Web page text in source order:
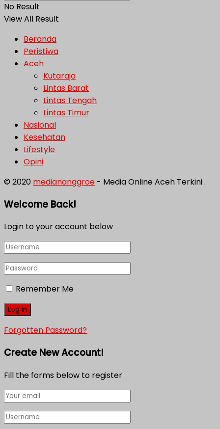
No Result
View All Result
Beranda
Peristiwa
Aceh
Kutaraja
Lintas Barat
Lintas Tengah
Lintas Timur
Nasional
Kesehatan
Lifestyle
Opini
© 2020 mediananggroe - Media Online Aceh Terkini .
Welcome Back!
Login to your account below
Remember Me
Forgotten Password?
Create New Account!
Fill the forms below to register